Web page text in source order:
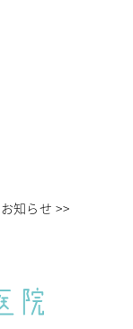
知らせ >>